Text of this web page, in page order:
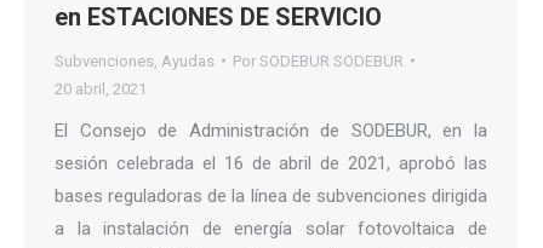
en ESTACIONES DE SERVICIO
Subvenciones Ayudas Por SODEBUR SODEBUR
20 abril, 2021
El Consejo de Administración de SODEBUR, en la
sesión celebrada el 16 de abril de 2021, aprobó las
bases reguladoras de la línea de subvenciones dirigida
a la instalación de energía solar fotovoltaica de